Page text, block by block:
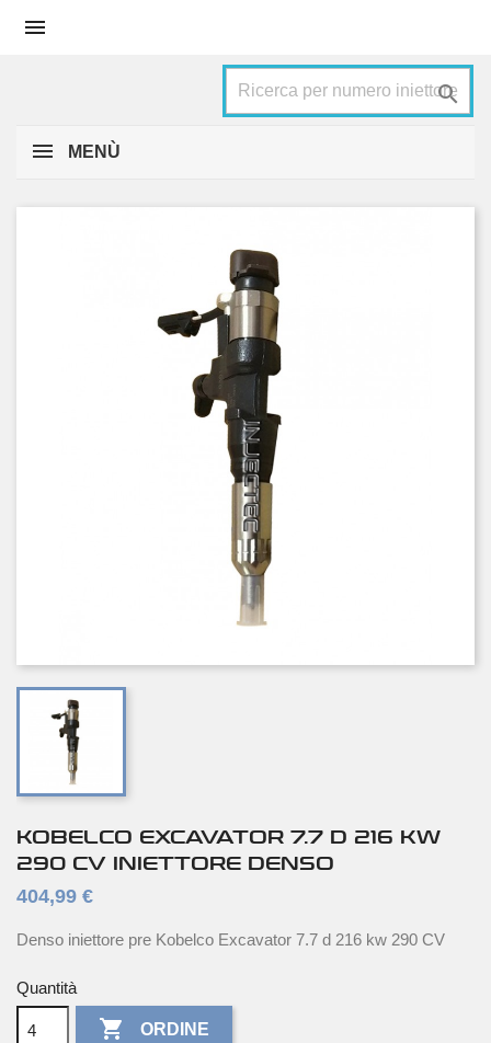


MENÙ
KOBELCO EXCAVATOR 7.7 D 216 KW
290 CV INIETTORE DENSO
404,99 €
Denso iniettore pre Kobelco Excavator 7.7 d 216 kw 290 CV
Quantità
 ORDINE